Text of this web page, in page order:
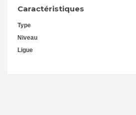
Caractéristiques
Type
Niveau
Ligue